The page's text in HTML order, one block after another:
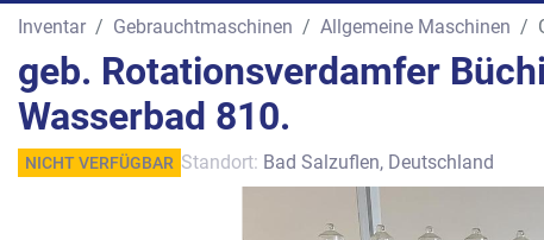
Inventar Gebrauchtmaschinen Allgemeine Maschinen
geb. Rotationsverdamfer
Wasserbad 810.
NICHT VERFÜGBAR Standort: Bad Salzuflen, Deutschland